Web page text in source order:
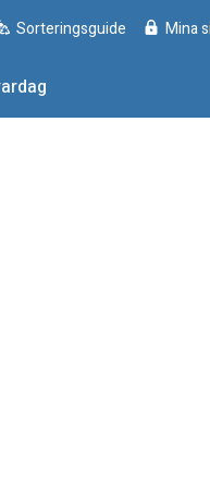
Sorteringsguide Mina